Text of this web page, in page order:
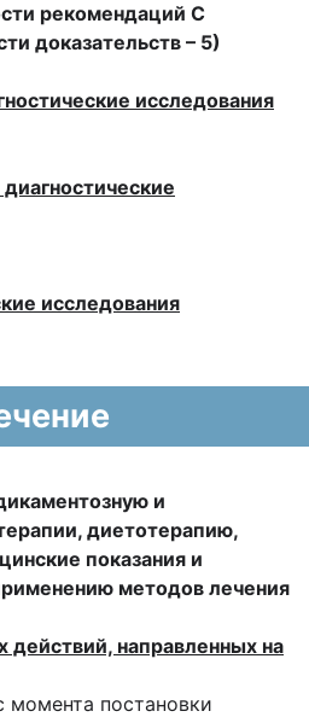
рекомендаций С
доказательств – 5)
исследования
исследования
и
диетотерапию,
показания и
методов лечения
действий, направленных на
момента постановки